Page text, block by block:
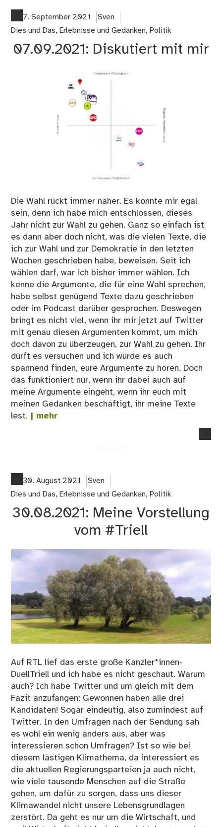
7. September 2021
Sven
Dies und Das, Erlebnisse und Gedanken, Politik
07.09.2021: Diskutiert mit mir
Die Wahl rückt immer näher. Es könnte mir egal
sein, denn ich habe mich entschlossen, dieses
Jahr nicht zur Wahl zu gehen. Ganz so einfach ist
es dann aber doch nicht, was die vielen Texte, die
ich zur Wahl und zur Demokratie in den letzten
Wochen geschrieben habe, beweisen. Seit ich
wählen darf, war ich bisher immer wählen. Ich
kenne die Argumente, die für eine Wahl sprechen,
habe selbst genügend Texte dazu geschrieben
oder im Podcast darüber gesprochen. Deswegen
bringt es nicht viel, wenn ihr mir jetzt auf Twitter
mit genau diesen Argumenten kommt, um mich
doch davon zu überzeugen, zur Wahl zu gehen. Ihr
dürft es versuchen und ich würde es auch
spannend finden, eure Argumente zu hören. Doch
das funktioniert nur, wenn ihr dabei auch auf
meine Argumente eingeht, wenn ihr euch mit
meinen Gedanken beschäftigt, ihr meine Texte
lest. | mehr
30. August 2021
Sven
Dies und Das, Erlebnisse und Gedanken, Politik
30.08.2021: Meine Vorstellung
vom #Triell
Auf RTL lief das erste große Kanzler*innen-
DuellTriell und ich habe es nicht geschaut. Warum
auch? Ich habe Twitter und um gleich mit dem
Fazit anzufangen: Gewonnen haben alle drei
Kandidaten! Sogar eindeutig, also zumindest auf
Twitter. In den Umfragen nach der Sendung sah
es wohl ein wenig anders aus, aber was
interessieren schon Umfragen? Ist so wie bei
diesem lästigen Klimathema, da interessiert es
die aktuellen Regierungsparteien ja auch nicht,
wie viele tausende Menschen auf die Straße
gehen, um dafür zu sorgen, dass uns dieser
Klimawandel nicht unsere Lebensgrundlagen
zerstört. Da geht es nur um die Wirtschaft, und